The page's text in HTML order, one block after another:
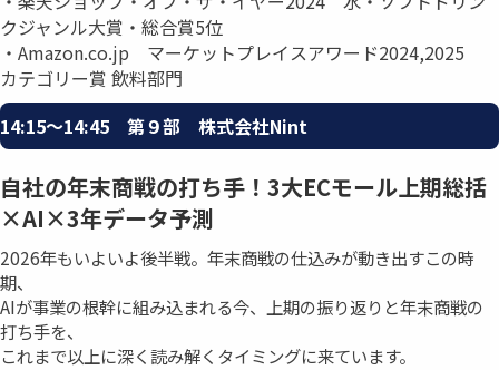
クジャンル大賞・総合賞5位
・Amazon.co.jp マーケットプレイスアワード2024,2025
カテゴリー賞 飲料部門
14:15〜14:45 第９部 株式会社Nint
自社の年末商戦の打ち手！3大ECモール上期総括
×AI×3年データ予測
2026年もいよいよ後半戦。年末商戦の仕込みが動き出すこの時
期、
AIが事業の根幹に組み込まれる今、上期の振り返りと年末商戦の
打ち手を、
これまで以上に深く読み解くタイミングに来ています。